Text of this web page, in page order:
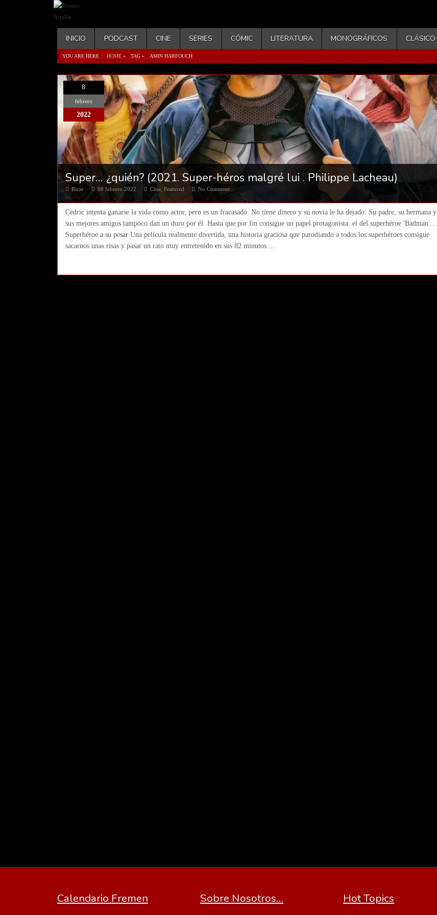
INICIO PODCAST CINE SERIES CÓMIC LITERATURA MONOGRÁFICOS CLÁSICO
YOU ARE HERE : HOME » TAG » AMIN HARFOUCH
8
febrero
2022
Super… ¿quién? (2021. Super-héros malgré lui . Philippe Lacheau)
Ricar 08 febrero 2022 Cine ,Featured No Comment
Cedric intenta ganarse la vida como actor, pero es un fracasado. No tiene dinero y su novia le ha dejado. Su padre, su hermana y
sus mejores amigos tampoco dan un duro por él. Hasta que por fin consigue un papel protagonista: el del superhéroe 'Badman'...
Superhéroe a su pesar Una película realmente divertida, una historia graciosa que parodiando a todos los superhéroes consigue
sacarnos unas risas y pasar un rato muy entretenido en sus 82 minutos ...
Calendario Fremen Sobre Nosotros… Hot Topics